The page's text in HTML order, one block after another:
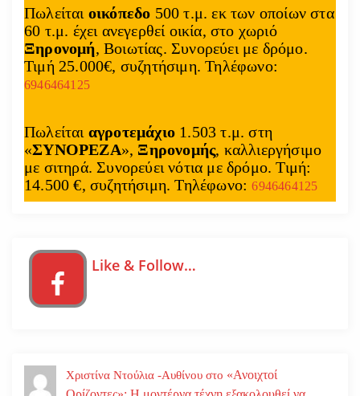
Πωλείται οικόπεδο 500 τ.μ. εκ των οποίων στα
60 τ.μ. έχει ανεγερθεί οικία, στο χωριό
Ξηρονομή, Βοιωτίας. Συνορεύει με δρόμο.
Τιμή 25.000€, συζητήσιμη. Τηλέφωνο:
6946464125
Πωλείται αγροτεμάχιο 1.503 τ.μ. στη
«ΣΥΝΟΡΕΖΑ», Ξηρονομής, καλλιεργήσιμο
με σιτηρά. Συνορεύει νότια με δρόμο. Τιμή:
14.500 €, συζητήσιμη. Τηλέφωνο:6946464125
Like & Follow…
Χριστίνα Ντούλια -Αυθίνου στο «Ανοιχτοί